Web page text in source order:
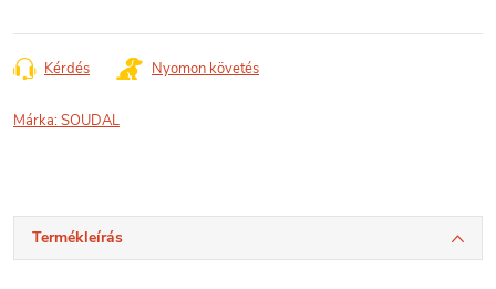
Kérdés Nyomon követés
Márka:SOUDAL
Termékleírás